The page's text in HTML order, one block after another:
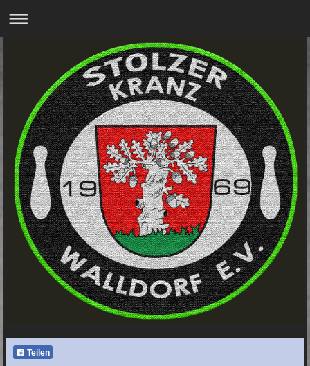
Teilen